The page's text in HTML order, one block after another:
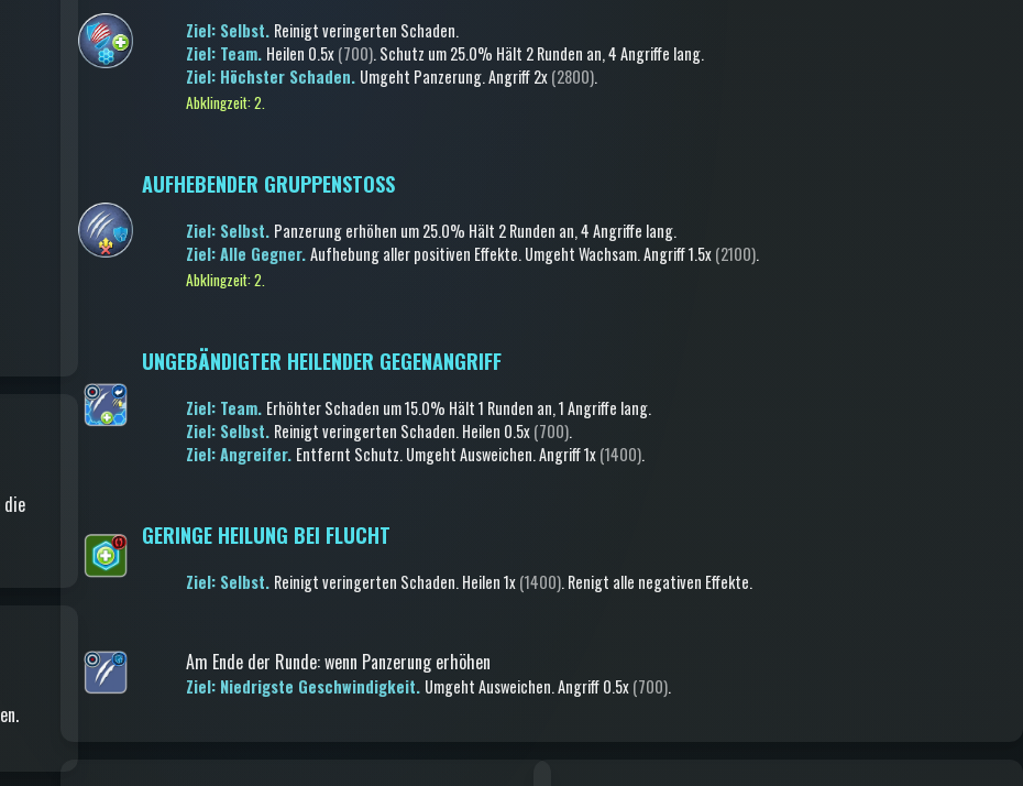
Ziel: Selbst. Reinigt veringerten Schaden.
Ziel: Team. Heilen 0.5x(700).Schutz um 25.0% Hält 2 Runden an, 4 Angriffe lang.
Ziel: Höchster Schaden. Umgeht Panzerung.Angriff2x(2800).
Abklingzeit: 2.
AUFHEBENDER GRUPPENSTOSS
Ziel: Selbst. Panzerung erhöhen um 25.0% Hält 2 Runden an, 4 Angriffe lang.
Ziel: Alle Gegner.Aufhebung aller positiven Effekte.Umgeht Wachsam.Angriff1.5x(2100).
Abklingzeit: 2.
UNGEBÄNDIGTER HEILENDER GEGENANGRIFF
Ziel: Team. Erhöhter Schaden um 15.0% Hält 1 Runden an, 1 Angriffe lang.
Ziel: Selbst. Reinigt veringerten Schaden.Heilen 0.5x(700).
Ziel: Angreifer. Entfernt Schutz.Umgeht Ausweichen.Angriff1x(1400).
GERINGE HEILUNG BEI FLUCHT
Ziel: Selbst. Reinigt veringerten Schaden.Heilen1x(1400).Renigt alle negativen Effekte.
Am Ende der Runde:wenn Panzerung erhöhen
Ziel: Niedrigste Geschwindigkeit. Umgeht Ausweichen.Angriff0.5x(700).